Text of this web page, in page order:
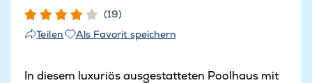
(19)
Teilen
Als Favorit speichern
In diesem luxuriös ausgestatteten Poolhaus mit